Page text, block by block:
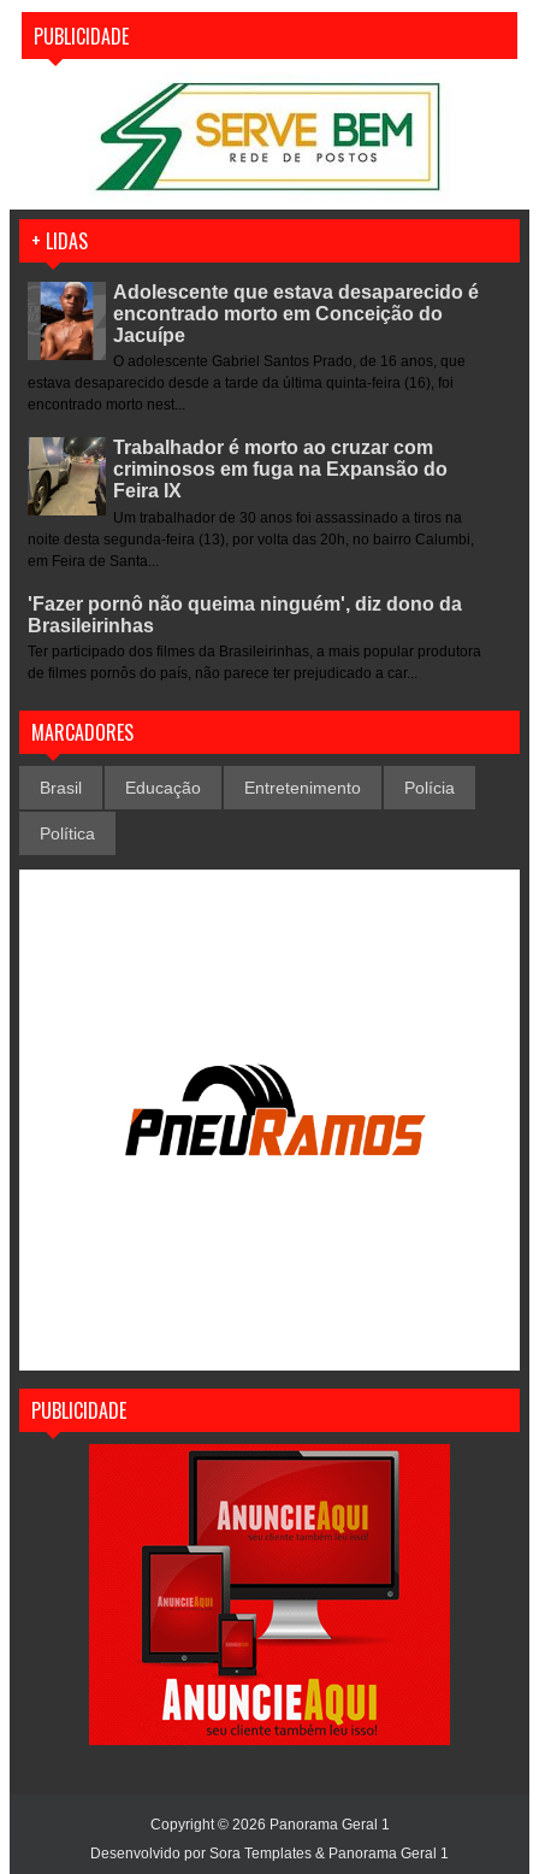
PUBLICIDADE
+ LIDAS
Adolescente que estava desaparecido é
encontrado morto em Conceição do
Jacuípe
O adolescente Gabriel Santos Prado, de 16 anos, que
estava desaparecido desde a tarde da última quinta-feira (16), foi
encontrado morto nest...
Trabalhador é morto ao cruzar com
criminosos em fuga na Expansão do
Feira IX
Um trabalhador de 30 anos foi assassinado a tiros na
noite desta segunda-feira (13), por volta das 20h, no bairro Calumbi,
em Feira de Santa...
'Fazer pornô não queima ninguém', diz dono da
Brasileirinhas
Ter participado dos filmes da Brasileirinhas, a mais popular produtora
de filmes pornôs do país, não parece ter prejudicado a car...
MARCADORES
Brasil Educação Entretenimento Polícia
Política
PUBLICIDADE
Copyright © 2026 Panorama Geral 1
Desenvolvido por Sora Templates & Panorama Geral 1